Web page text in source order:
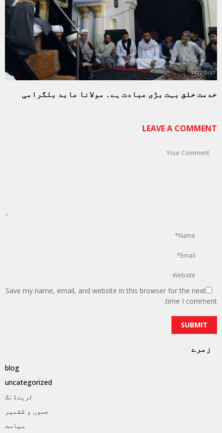
خدمت خلق بہت بڑی عبادت ہے۔ مولانا عابد بلگرامی
LEAVE A COMMENT
Save my name, email, and website in this browser for the next
time I comment.
زمرے
blog
uncategorized
ٹرینڈنگ
جموں و کشمیر
سیاست